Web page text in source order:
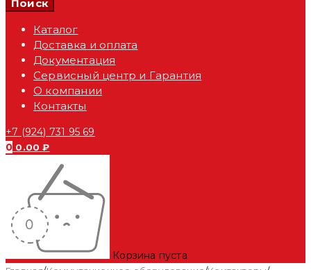
Каталог
Доставка и оплата
Документация
Сервисный центр и Гарантия
О компании
Контакты
+7 (924) 731 95 69
0 0.00₽
Корзина пуста